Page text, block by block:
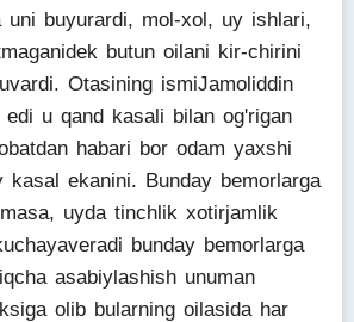
uni buyurardi, mol-xol, uy ishlari,
butun oilani kir-chirini
Otasining ismiJamoliddin
edi u qand kasali bilan og'rigan
habari bor odam yaxshi
kasal ekanini. Bunday bemorlarga
uyda tinchlik xotirjamlik
bunday bemorlarga
asabiylashish unuman
olib bularning oilasida har